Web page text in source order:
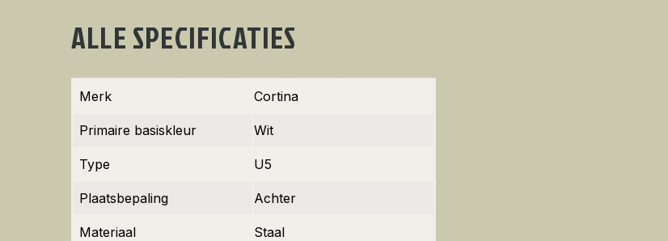
ALLE SPECIFICATIES
Merk Cortina
Primaire basiskleur Wit
Type U5
Plaatsbepaling Achter
Materiaal Staal